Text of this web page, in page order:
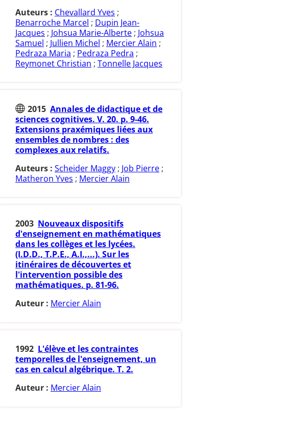
Auteurs : Chevallard Yves ;
Benarroche Marcel ; Dupin Jean-
Jacques ; Johsua Marie-Alberte ; Johsua
Samuel ; Jullien Michel ; Mercier Alain ;
Pedraza Maria ; Pedraza Pedra ;
Reymonet Christian ; Tonnelle Jacques
2015 Annales de didactique et de
sciences cognitives. V. 20. p. 9-46.
Extensions praxémiques liées aux
ensembles de nombres : des
complexes aux relatifs.
Auteurs : Scheider Maggy ; Job Pierre ;
Matheron Yves ; Mercier Alain
2003 Nouveaux dispositifs
d'enseignement en mathématiques
dans les collèges et les lycées.
(I.D.D., T.P.E., A.I.,...). Sur les
itinéraires de découvertes et
l'intervention possible des
mathématiques. p. 81-96.
Auteur : Mercier Alain
1992 L'élève et les contraintes
temporelles de l'enseignement, un
cas en calcul algébrique. T. 2.
Auteur : Mercier Alain